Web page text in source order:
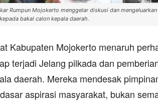
Rumpun Mojokerto menggelar diskusi dan
bakal calon kepala daerah.
Kabupaten Mojokerto menaruh
terjadi Jelang pilkada dan
daerah. Mereka mendesak
aspirasi masyarakat, bukan